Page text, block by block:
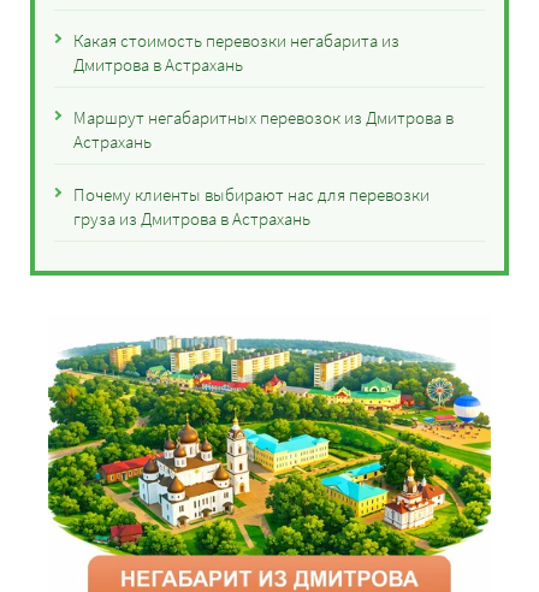
Какая стоимость перевозки негабарита из
Дмитрова в Астрахань
Маршрут негабаритных перевозок из Дмитрова в
Астрахань
Почему клиенты выбирают нас для перевозки
груза из Дмитрова в Астрахань